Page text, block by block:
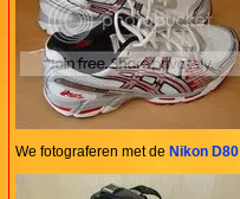
We fotograferen met de Nikon D80